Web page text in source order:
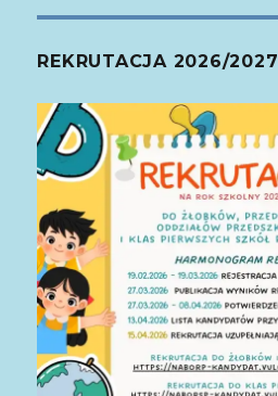
REKRUTACJA 2026/2027